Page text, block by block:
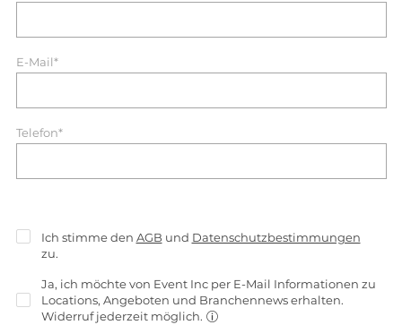
E-Mail*
Telefon*
Ich stimme den AGB und Datenschutzbestimmungen
zu.
Ja, ich möchte von Event Inc per E-Mail Informationen zu
Locations, Angeboten und Branchennews erhalten.
Widerruf jederzeit möglich.